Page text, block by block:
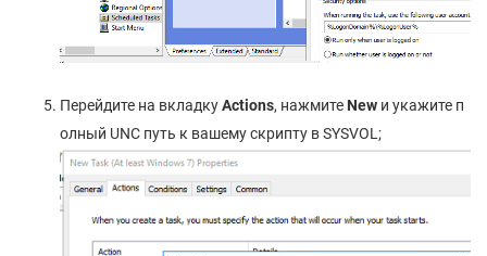
Перейдите на вкладкуActions, нажмите New и укажите п
олный UNC путь к вашему скрипту в SYSVOL;